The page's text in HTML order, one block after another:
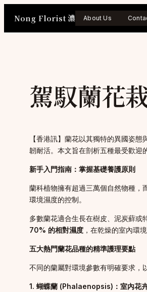
Nong Florist 濃 About Us
駕馭蘭花
【香港訊】蘭花以其獨特的異國姿
韌耐活。本文旨在剖析五種最受歡迎
新手入門指南：掌握基礎養護原則
蘭科植物擁有超過三萬個自然物種，
環境濕度的控制。
多數蘭花適合生長在樹皮、泥炭蘚
70% 的相對濕度 ，在乾燥的室內環
五大熱門蘭花品種的精準護理要點
不同的蘭屬對環境參數有明確要求，
1. 蝴蝶蘭 (Phalaenopsis)：室內花